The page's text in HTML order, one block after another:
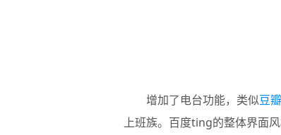
增加了电台功能，类似豆
上班族。 百度ting的整体界面